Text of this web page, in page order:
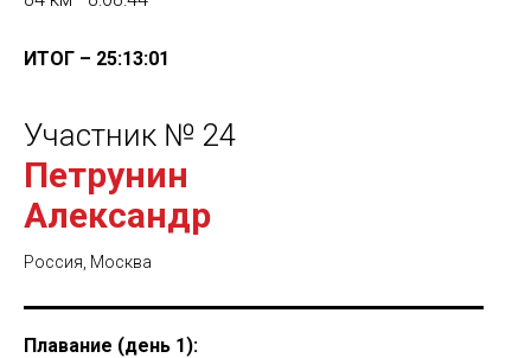
ИТОГ – 25:13:01
Участник № 24
Петрунин
Александр
Россия, Москва
Плавание (день 1):